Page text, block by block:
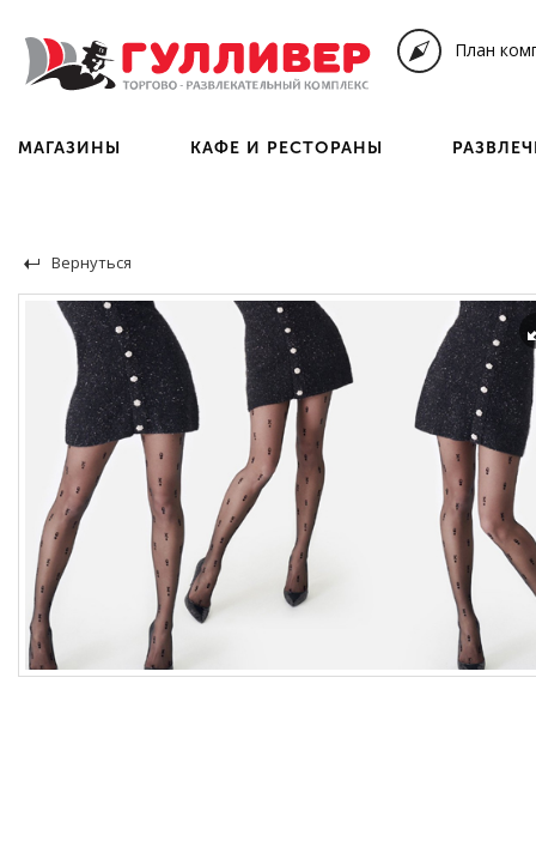
План
МАГАЗИНЫ КАФЕ И РЕСТОРАНЫ
Вернуться